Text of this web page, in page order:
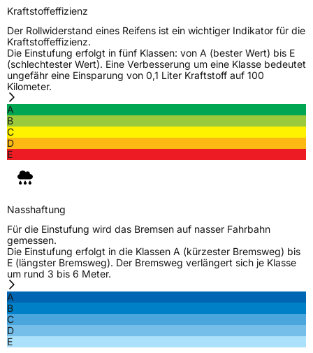
Kraftstoffeffizienz
Der Rollwiderstand eines Reifens ist ein wichtiger Indikator für die
Kraftstoffeffizienz.
Die Einstufung erfolgt in fünf Klassen: von A (bester Wert) bis E
(schlechtester Wert). Eine Verbesserung um eine Klasse bedeutet
ungefähr eine Einsparung von 0,1 Liter Kraftstoff auf 100
Kilometer.
A
B
C
D
E
Nasshaftung
Für die Einstufung wird das Bremsen auf nasser Fahrbahn
gemessen.
Die Einstufung erfolgt in die Klassen A (kürzester Bremsweg) bis
E (längster Bremsweg). Der Bremsweg verlängert sich je Klasse
um rund 3 bis 6 Meter.
A
B
C
D
E